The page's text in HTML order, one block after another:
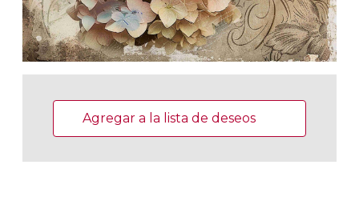
actuales:Agregar a la lista de deseos